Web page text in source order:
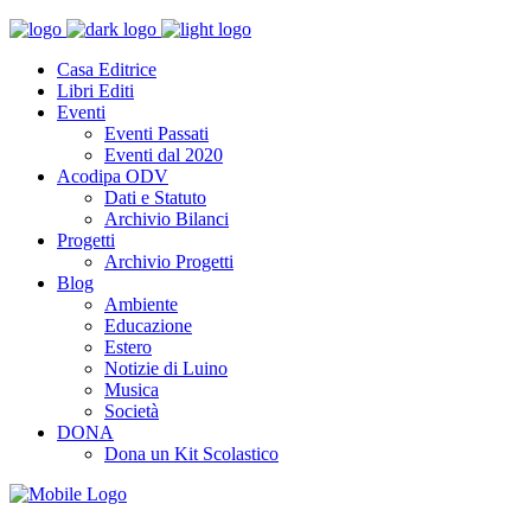
Casa Editrice
Libri Editi
Eventi
Eventi Passati
Eventi dal 2020
Acodipa ODV
Dati e Statuto
Archivio Bilanci
Progetti
Archivio Progetti
Blog
Ambiente
Educazione
Estero
Notizie di Luino
Musica
Società
DONA
Dona un Kit Scolastico